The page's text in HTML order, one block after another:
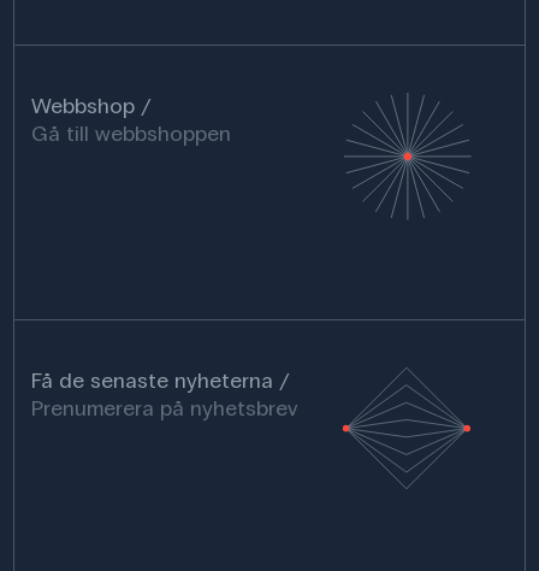
Webbshop
Gå till webbshoppen
Få de senaste nyheterna
Prenumerera på nyhetsbrev